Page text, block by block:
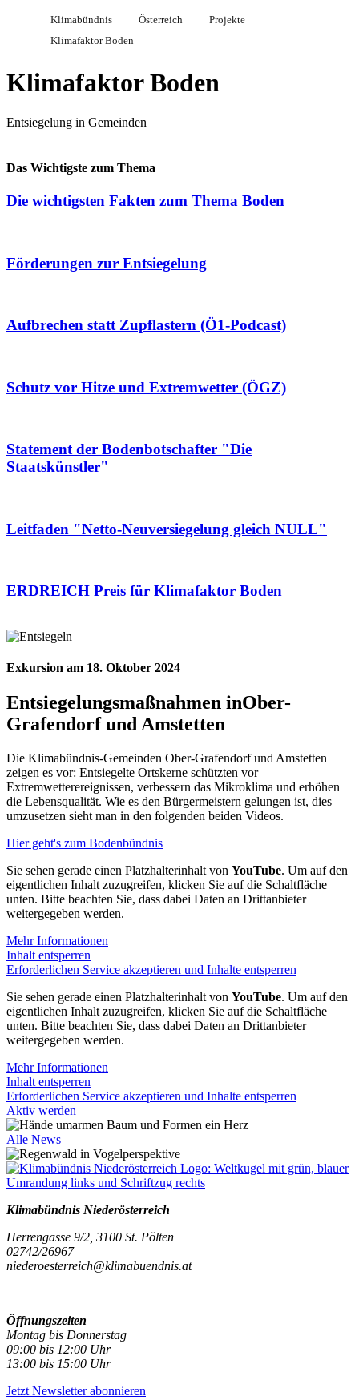
Klimabündnis Österreich
Projekte
Klimafaktor Boden
Klimafaktor Boden
Entsiegelung in Gemeinden
Das Wichtigste zum Thema
Die wichtigsten Fakten zum Thema Boden
Förderungen zur Entsiegelung
Aufbrechen statt Zupflastern (Ö1-Podcast)
Schutz vor Hitze und Extremwetter (ÖGZ)
Statement der Bodenbotschafter "Die
Staatskünstler"
Leitfaden "Netto-Neuversiegelung gleich NULL"
ERDREICH Preis für Klimafaktor Boden
Exkursion am 18. Oktober 2024
Entsiegelungsmaßnahmen inOber-
Grafendorf und Amstetten
Die Klimabündnis-Gemeinden Ober-Grafendorf und Amstetten
zeigen es vor: Entsiegelte Ortskerne schützten vor
Extremwetterereignissen, verbessern das Mikroklima und erhöhen
die Lebensqualität. Wie es den Bürgermeistern gelungen ist, dies
umzusetzen sieht man in den folgenden beiden Videos.
Hier geht's zum Bodenbündnis
Sie sehen gerade einen Platzhalterinhalt von YouTube. Um auf den
eigentlichen Inhalt zuzugreifen, klicken Sie auf die Schaltfläche
unten. Bitte beachten Sie, dass dabei Daten an Drittanbieter
weitergegeben werden.
Mehr Informationen
Inhalt entsperren
Erforderlichen Service akzeptieren und Inhalte entsperren
Sie sehen gerade einen Platzhalterinhalt von YouTube. Um auf den
eigentlichen Inhalt zuzugreifen, klicken Sie auf die Schaltfläche
unten. Bitte beachten Sie, dass dabei Daten an Drittanbieter
weitergegeben werden.
Mehr Informationen
Inhalt entsperren
Erforderlichen Service akzeptieren und Inhalte entsperren
Aktiv werden
Alle News
Klimabündnis Niederösterreich
Herrengasse 9/2, 3100 St. Pölten
02742/26967
niederoesterreich@klimabuendnis.at
Öffnungszeiten
Montag bis Donnerstag
09:00 bis 12:00 Uhr
13:00 bis 15:00 Uhr
Jetzt Newsletter abonnieren